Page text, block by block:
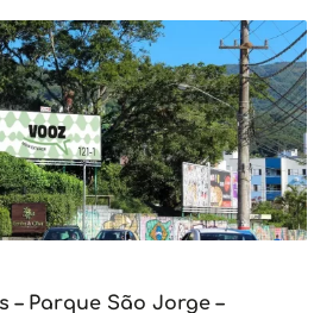
– Parque São Jorge –